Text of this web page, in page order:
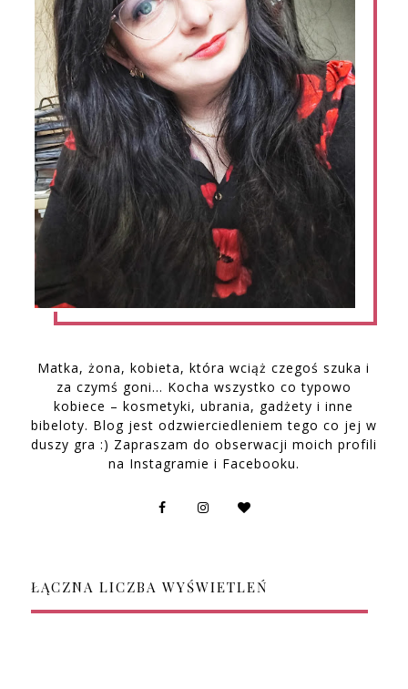
Matka, żona, kobieta, która wciąż czegoś szuka i
za czymś goni… Kocha wszystko co typowo
kobiece – kosmetyki, ubrania, gadżety i inne
bibeloty. Blog jest odzwierciedleniem tego co jej w
duszy gra :) Zapraszam do obserwacji moich profili
na Instagramie i Facebooku.
ŁĄCZNA LICZBA WYŚWIETLEŃ